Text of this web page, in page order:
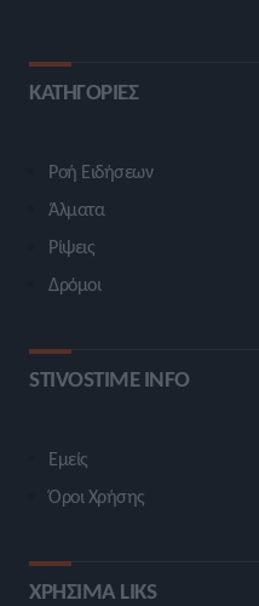
ΚΑΤΗΓΟΡΙΕΣ
Ροή Ειδήσεων
Άλματα
Ρίψεις
Δρόμοι
STIVOSTIME INFO
Εμείς
Όροι Χρήσης
ΧΡΗΣΙΜΑ LIKS